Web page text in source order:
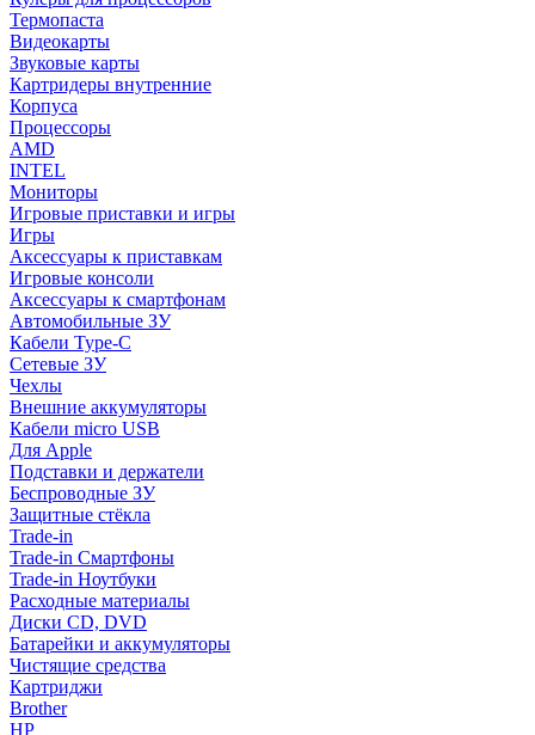
Термопаста
Видеокарты
Звуковые карты
Картридеры внутренние
Корпуса
Процессоры
AMD
INTEL
Мониторы
Игровые приставки и игры
Игры
Аксессуары к приставкам
Игровые консоли
Аксессуары к смартфонам
Автомобильные ЗУ
Кабели Type-C
Сетевые ЗУ
Чехлы
Внешние аккумуляторы
Кабели micro USB
Для Apple
Подставки и держатели
Беспроводные ЗУ
Защитные стёкла
Trade-in
Trade-in Смартфоны
Trade-in Ноутбуки
Расходные материалы
Диски CD, DVD
Батарейки и аккумуляторы
Чистящие средства
Картриджи
Brother
HP